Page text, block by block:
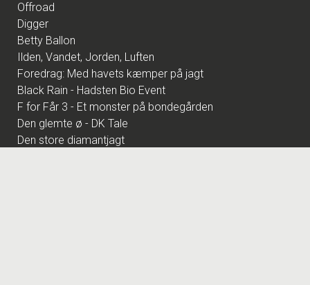
Offroad
Digger
Betty Ballon
Ilden, Vandet, Jorden, Luften
Foredrag: Med havets kæmper på jagt
Black Rain - Hadsten Bio Event
F for Får 3 - Et monster på bondegården
Den glemte ø - DK Tale
Den store diamantjagt